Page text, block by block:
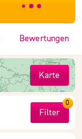
***************
Bewertungen
Karte
Filter
0